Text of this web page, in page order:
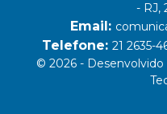
- RJ,
Email:
Telefone: 21 2635-
© 2026 -